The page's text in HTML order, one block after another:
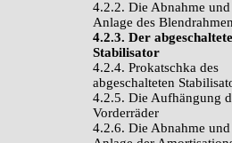
4.2.2. Die Abnahme und
Anlage des
4.2.3. Der abgeschaltete
Stabilisator
4.2.4. Prokatschka des
abgeschalteten
4.2.5. Die Aufhängung
Vorderräder
4.2.6. Die Abnahme und